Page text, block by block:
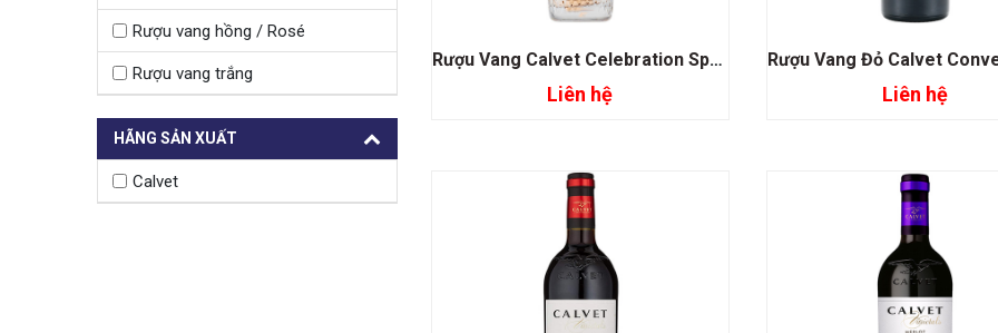
Rượu vang hồng / Rosé
Rượu vang trắng
HÃNG SẢN XUẤT
Calvet
Đọc tiếp
Rượu Vang Calvet Celebration Sparkling Rose
Liên hệ
Đọc tiếp
Liên hệ